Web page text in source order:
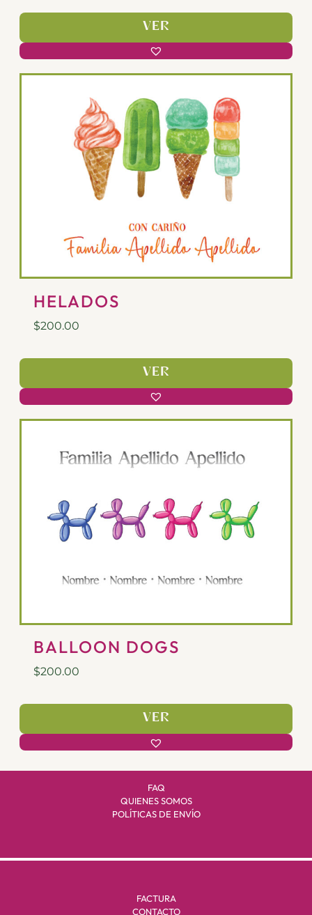
VER
HELADOS
$200.00
VER
BALLOON DOGS
$200.00
VER
FAQ
QUIENES SOMOS
POLÍTICAS DE ENVÍO
FACTURA
CONTACTO